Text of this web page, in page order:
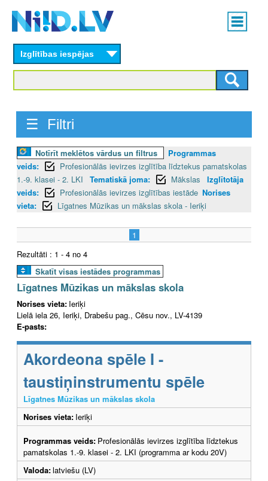
content
Main
menu
Izglītības iespējas
☰ Filtri
Notīrīt meklētos vārdus un filtrus
Programmas
veids:
Profesionālās ievirzes izglītība līdztekus pamatskolas
1.-9. klasei - 2. LKI
Tematiskā joma: Mākslas
Izglītotāja
veids:
Profesionālās ievirzes izglītības iestāde Norises
vieta:
Līgatnes Mūzikas un mākslas skola - Ieriķi
1
Rezultāti : 1 - 4 no 4
Skatīt visas iestādes programmas
Līgatnes Mūzikas un mākslas skola
Norises vieta: Ieriķi
Lielā iela 26, Ieriķi, Drabešu pag., Cēsu nov., LV-4139
E-pasts:
Akordeona spēle I -
taustiņinstrumentu spēle
Līgatnes Mūzikas un mākslas skola
Norises vieta: Ieriķi
Programmas veids: Profesionālās ievirzes izglītība līdztekus
pamatskolas 1.-9. klasei - 2. LKI (programma ar kodu 20V)
Valoda:latviešu (LV)